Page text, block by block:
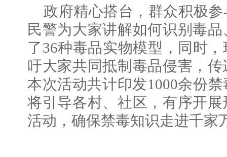
政府精心搭台，群众积极
民警为大家讲解如何识别毒
了36种毒品实物模型，同时
吁大家共同抵制毒品侵害，
本次活动共计印发1000余份
将引导各村、社区，有序开
活动，确保禁毒知识走进千家